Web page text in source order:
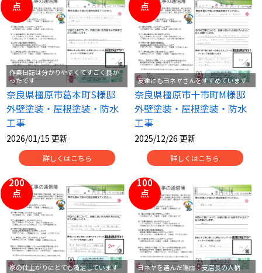
ヨネヤの施工実績
Home お客様の声
スタッフ紹介 スタッフブログ
よくあるご質問 屋根リフォームについて
雨漏りについて 雨漏りの施工実績
ヨネヤがお客様から選ばれる10の
理由
リフォームローン
工場倉庫修繕 アパート・マンション修繕
見積もりシミュレーション
点
作業日誌は分かりやすくてすごく良か
ったです
奈良県橿原市葛本町S様邸
外壁塗装・屋根塗装・防水
工事
2026/01/15 更新
詳しくはこちら
点
友達にもヨネヤさんをすすめています
奈良県橿原市十市町M様邸
外壁塗装・屋根塗装・防水
工事
2025/12/26 更新
詳しくはこちら
200
点
家の仕上がりにとても満足しています
100
点
ヨネヤを選んだ理由：支店長の人柄